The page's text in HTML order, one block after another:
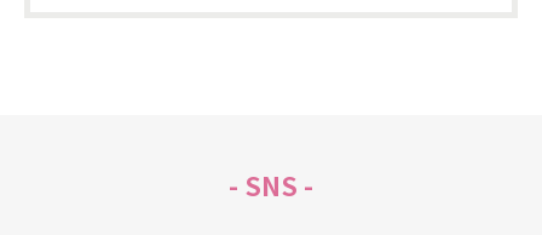
- SNS -